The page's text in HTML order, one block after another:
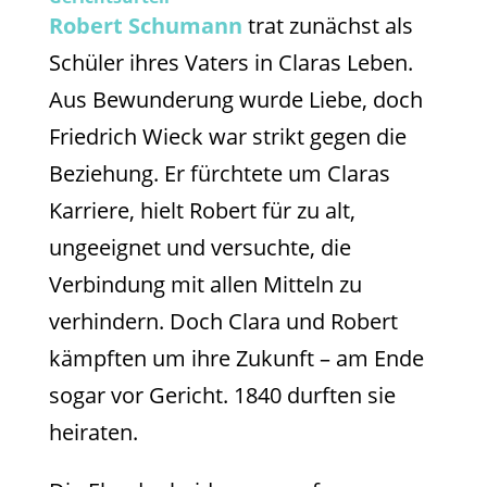
Robert Schumann trat zunächst als
Schüler ihres Vaters in Claras Leben.
Aus Bewunderung wurde Liebe, doch
Friedrich Wieck war strikt gegen die
Beziehung. Er fürchtete um Claras
Karriere, hielt Robert für zu alt,
ungeeignet und versuchte, die
Verbindung mit allen Mitteln zu
verhindern. Doch Clara und Robert
kämpften um ihre Zukunft – am Ende
sogar vor Gericht. 1840 durften sie
heiraten.